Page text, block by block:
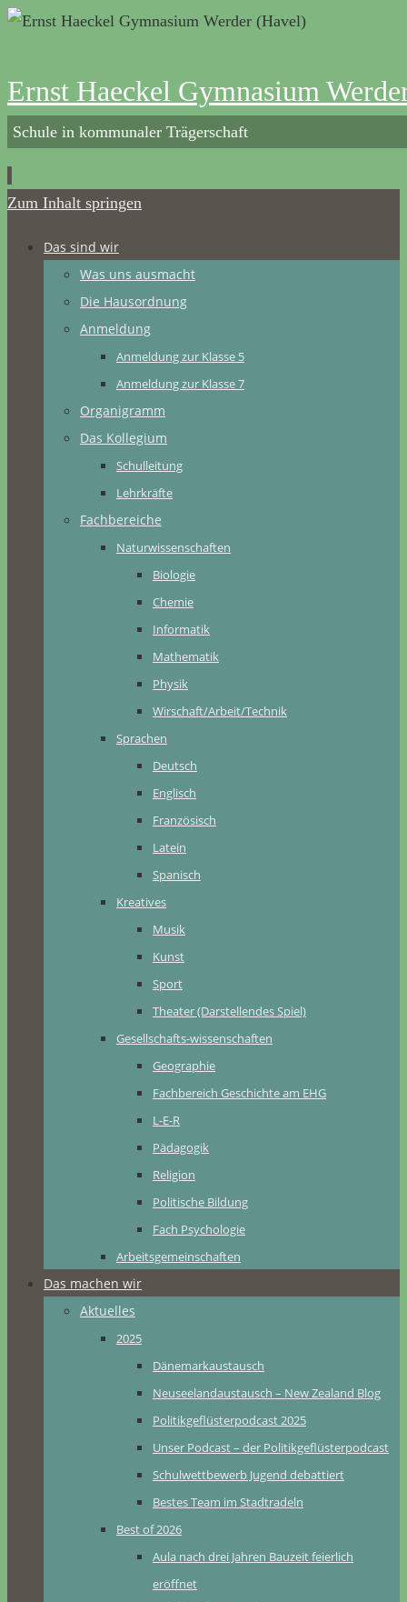
Ernst Haeckel Gymnasium
Schule in kommunaler Trägerschaft
Zum Inhalt springen
Das sind wir
Was uns ausmacht
Die Hausordnung
Anmeldung
Anmeldung zur Klasse 5
Anmeldung zur Klasse 7
Organigramm
Das Kollegium
Schulleitung
Lehrkräfte
Fachbereiche
Naturwissenschaften
Biologie
Chemie
Informatik
Mathematik
Physik
Wirschaft/Arbeit/Technik
Sprachen
Deutsch
Englisch
Französisch
Latein
Spanisch
Kreatives
Musik
Kunst
Sport
Theater (Darstellendes Spiel)
Gesellschafts-wissenschaften
Geographie
Fachbereich Geschichte am EHG
L-E-R
Pädagogik
Religion
Politische Bildung
Fach Psychologie
Arbeitsgemeinschaften
Das machen wir
Aktuelles
2025
Dänemarkaustausch
Neuseelandaustausch – New Zealand Blog
Politikgeflüsterpodcast 2025
Unser Podcast – der Politikgeflüsterpodcast
Schulwettbewerb Jugend debattiert
Bestes Team im Stadtradeln
Best of 2026
Aula nach drei Jahren Bauzeit feierlich
eröffnet